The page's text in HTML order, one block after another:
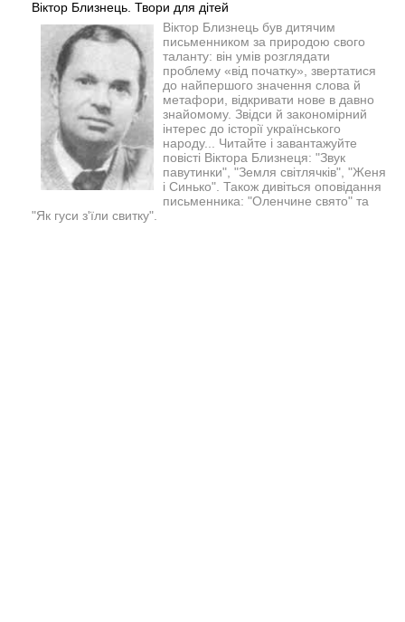
Віктор Близнець. Твори для дітей
Віктор Близнець був дитячим
письменником за природою свого
таланту: він умів розглядати
проблему «від початку», звертатися
до найпершого значення слова й
метафори, відкривати нове в давно
знайомому. Звідси й закономірний
інтерес до історії українського
народу... Читайте і завантажуйте
повісті Віктора Близнеця: "Звук
павутинки", "Земля світлячків", "Женя
і Синько". Також дивіться оповідання
письменника: "Оленчине свято" та
"Як гуси з'їли свитку".